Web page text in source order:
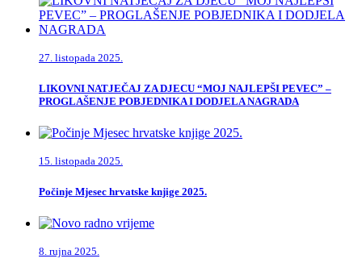
27. listopada 2025.
LIKOVNI NATJEČAJ ZA DJECU “MOJ NAJLEPŠI PEVEC” –
PROGLAŠENJE POBJEDNIKA I DODJELA NAGRADA
15. listopada 2025.
Počinje Mjesec hrvatske knjige 2025.
8. rujna 2025.